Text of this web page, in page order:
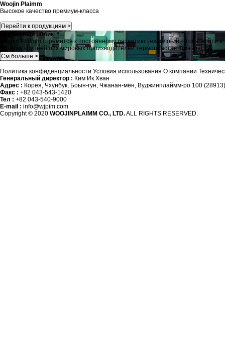
Woojin Plaimm
Высокое качество премиум-класса
Перейти к продукциям >
Рекламный ролик
Woojin Plaimm стремится к постоянному развитию технологий, чтобы войти в
пятерку крупнейших мировых производителей термопластавтоматов.
См.больше >
Политика конфиденциальности Условия использования О компании
Генеральный директор : Ким Ик Хван
Адрес : Корея, Чхунбук, Боын-гун, Чжанан-мён, Вуджинплаймм-ро 100 (28913)
Факс : +82 043-543-1420
Тел : +82 043-540-9000
E-mail : info@wjpim.com
Copyright © 2020 WOOJINPLAIMM CO., LTD.ALL RIGHTS RESERVED.